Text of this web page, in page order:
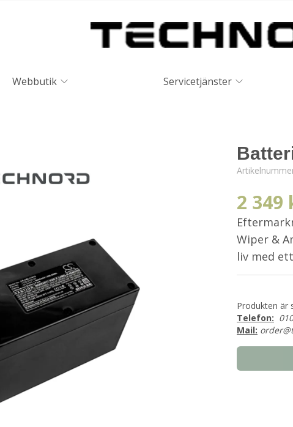
Webbutik Servicetjänster
2 349
Wiper &
liv med
Produkten är
Telefon:
Mail: